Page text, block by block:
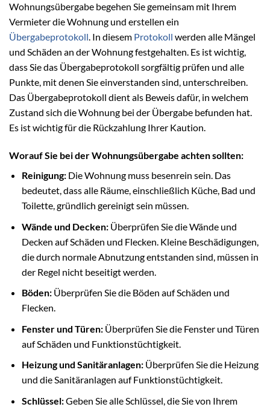
Wohnungsübergabe begehen Sie gemeinsam mit Ihrem
Vermieter die Wohnung und erstellen ein
Übergabeprotokoll. In diesem Protokoll werden alle Mängel
und Schäden an der Wohnung festgehalten. Es ist wichtig,
dass Sie das Übergabeprotokoll sorgfältig prüfen und alle
Punkte, mit denen Sie einverstanden sind, unterschreiben.
Das Übergabeprotokoll dient als Beweis dafür, in welchem
Zustand sich die Wohnung bei der Übergabe befunden hat.
Es ist wichtig für die Rückzahlung Ihrer Kaution.
Worauf Sie bei der Wohnungsübergabe achten sollten:
Reinigung:Die Wohnung muss besenrein sein. Das
bedeutet, dass alle Räume, einschließlich Küche, Bad und
Toilette, gründlich gereinigt sein müssen.
Wände und Decken:Überprüfen Sie die Wände und
Decken auf Schäden und Flecken. Kleine Beschädigungen,
die durch normale Abnutzung entstanden sind, müssen in
der Regel nicht beseitigt werden.
Böden:Überprüfen Sie die Böden auf Schäden und
Flecken.
Fenster und Türen:Überprüfen Sie die Fenster und Türen
auf Schäden und Funktionstüchtigkeit.
Heizung und Sanitäranlagen:Überprüfen Sie die Heizung
und die Sanitäranlagen auf Funktionstüchtigkeit.
Schlüssel:Geben Sie alle Schlüssel, die Sie von Ihrem